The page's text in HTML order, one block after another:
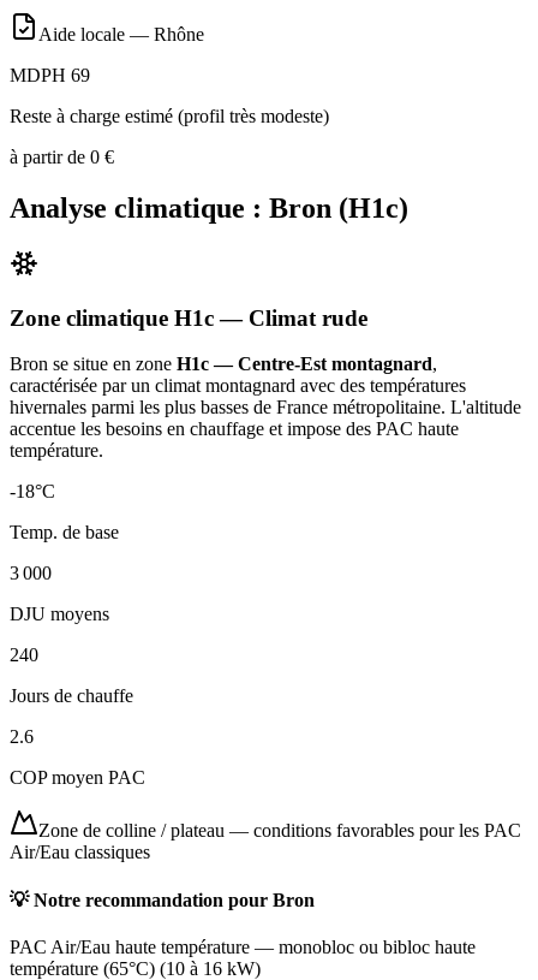
Aide locale — Rhône
MDPH 69
Reste à charge estimé (profil très modeste)
à partir de 0 €
Analyse climatique : Bron (H1c)
Zone climatique H1c— Climat rude
Bron se situe en zone H1c — Centre-Est montagnard,
caractérisée par un climat montagnard avec des températures
hivernales parmi les plus basses de France métropolitaine. L'altitude
accentue les besoins en chauffage et impose des PAC haute
température.
-18°C
Temp. de base
3 000
DJU moyens
240
Jours de chauffe
2.6
COP moyen PAC
Zone de colline / plateau — conditions favorables pour les PAC
Air/Eau classiques
💡 Notre recommandation pour Bron
PAC Air/Eau haute température — monobloc ou bibloc haute
température (65°C) (10 à 16 kW)